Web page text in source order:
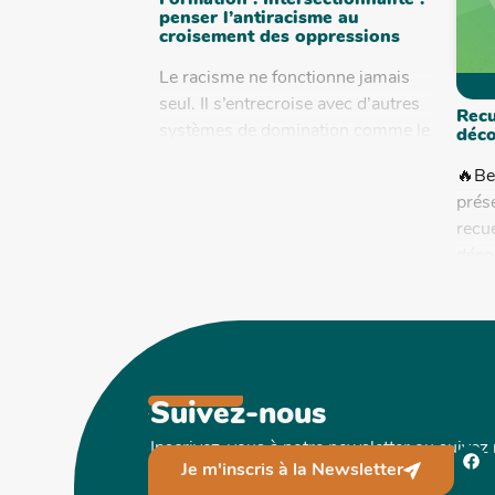
penser l’antiracisme au
croisement des oppressions
Le racisme ne fonctionne jamais
seul. Il s’entrecroise avec d’autres
Suivez-nous
Inscrivez-vous à notre newsletter ou suivez
Je m'inscris à la Newsletter